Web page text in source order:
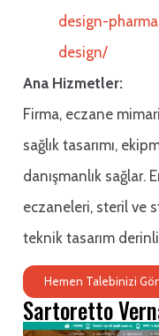
design-
design/
Ana Hizmetler:
Firma, eczane
sağlık tasarımı,
danışmanlık sağlar.
eczaneleri, steril ve
teknik tasarım
Hemen Talebinizi
Sartoretto